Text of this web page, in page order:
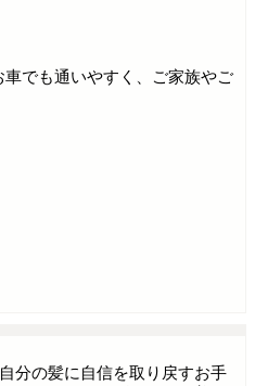
でも通いやすく、ご家族やご
分の髪に自信を取り戻すお手